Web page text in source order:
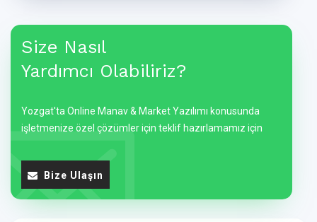
Size Nasıl
Yardımcı Olabiliriz?
Yozgat'ta Online Manav & Market Yazılımı konusunda
işletmenize özel çözümler için teklif hazırlamamız için
Bize Ulaşın